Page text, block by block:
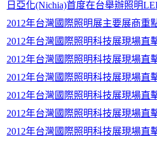
日亞化(Nichia)首度在台舉辦照明
2012年台灣國際照明展主要展商重
2012年台灣國際照明科技展現場直
2012年台灣國際照明科技展現場
2012年台灣國際照明科技展現場直
2012年台灣國際照明科技展現場
2012年台灣國際照明科技展現場直
2012年台灣國際照明科技展現場直